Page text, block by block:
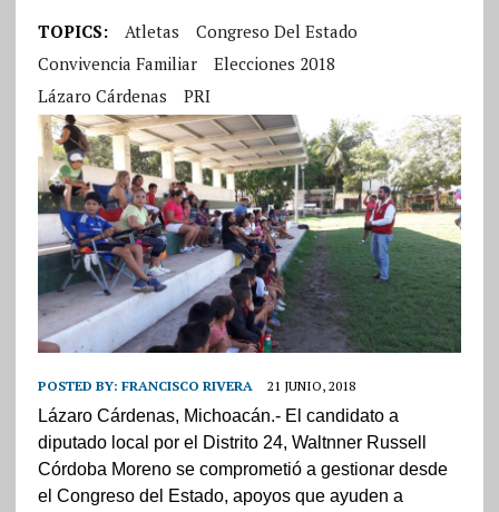
TOPICS: Atletas
Congreso Del Estado
Convivencia Familiar
Elecciones 2018
Lázaro Cárdenas
PRI
POSTED BY: FRANCISCO RIVERA 21 JUNIO, 2018
Lázaro Cárdenas, Michoacán.- El candidato a
diputado local por el Distrito 24, Waltnner Russell
Córdoba Moreno se comprometió a gestionar desde
el Congreso del Estado, apoyos que ayuden a